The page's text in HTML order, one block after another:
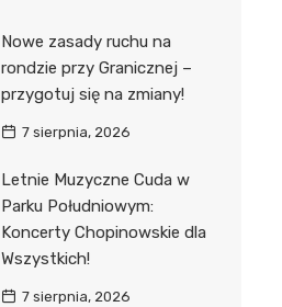
Nowe zasady ruchu na
rondzie przy Granicznej –
przygotuj się na zmiany!
7 sierpnia, 2026
Letnie Muzyczne Cuda w
Parku Południowym:
Koncerty Chopinowskie dla
Wszystkich!
7 sierpnia, 2026